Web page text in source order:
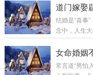
满二、红线
通过特定仪
机，重新 牵
道门嫁娶
结婚是“喜事
念中，人生
界无形能量
流程，每一
的吉祥结界
女命婚姻
常言道“男怕